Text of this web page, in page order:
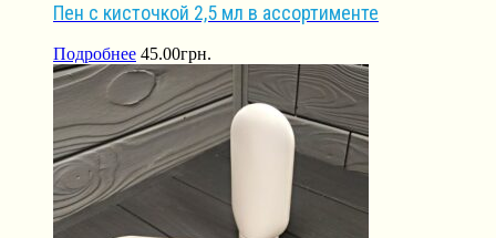
Пен с кисточкой 2,5 мл в ассортименте
Подробнее 45.00грн.